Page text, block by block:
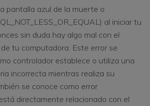
pantalla azul de la muerte o
al iniciar tu
sin duda hay algo mal con el
tu computadora. Este error se
controlador establece o utiliza una
incorrecta mientras realiza su
se conoce como error
directamente relacionado con el